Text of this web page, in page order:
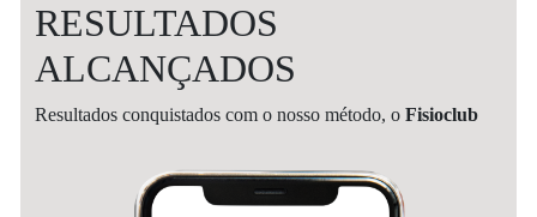
RESULTADOS
ALCANÇADOS
Resultados conquistados com o nosso método, o Fisioclub